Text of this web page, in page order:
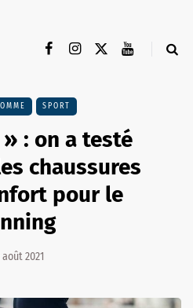
SPORT
: on a testé
chaussures
pour le
août 2021